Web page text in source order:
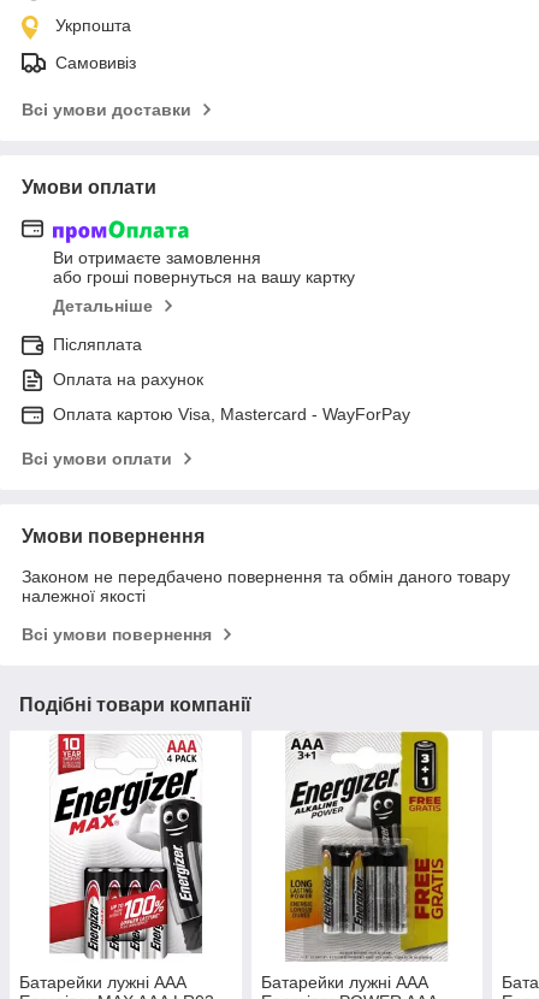
Укрпошта
Самовивіз
Всі умови доставки
Умови оплати
Ви отримаєте замовлення
або гроші повернуться на вашу картку
Детальніше
Післяплата
Оплата на рахунок
Оплата картою Visa, Mastercard - WayForPay
Всі умови оплати
Умови повернення
Законом не передбачено повернення та обмін даного товару
належної якості
Всі умови повернення
Подібні товари компанії
Батарейки лужні ААА
Батарейки лужні ААА